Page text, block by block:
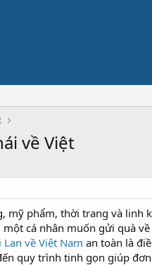
về Việt
mỹ phẩm, thời trang và linh
cá nhân muốn gửi quà
về Việt Nam an toàn là
quy trình tinh gọn giúp